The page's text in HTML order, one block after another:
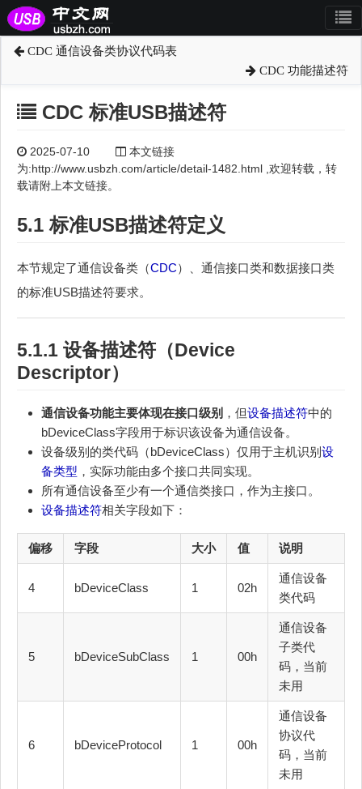
CDC 通信设备类协议代码表
CDC 功能描述符
CDC 标准USB描述符
2025-07-10
本文链接
为:http://www.usbzh.com/article/detail-1482.html ,欢迎转载，转
载请附上本文链接。
5.1 标准USB描述符定义
本节规定了通信设备类（CDC）、通信接口类和数据接口类
的标准USB描述符要求。
5.1.1 设备描述符 （Device
Descriptor）
通信设备功能主要体现在接口级别 ，但设备描述符中的
bDeviceClass字段用于标识该设备为通信设备。
设备级别的类代码（bDeviceClass）仅用于主机识别 设
备类型 ，实际功能由多个接口共同实现。
所有通信设备至少有一个通信类接口，作为主接口。
设备描述符相关字段如下：
偏移 字段 大小 值 说明
4 bDeviceClass 1 02h
通信设备
类代码
5 bDeviceSubClass 1 00h
通信设备
子类代
码，当前
未用
6 bDeviceProtocol 1 00h
通信设备
协议代
码，当前
未用